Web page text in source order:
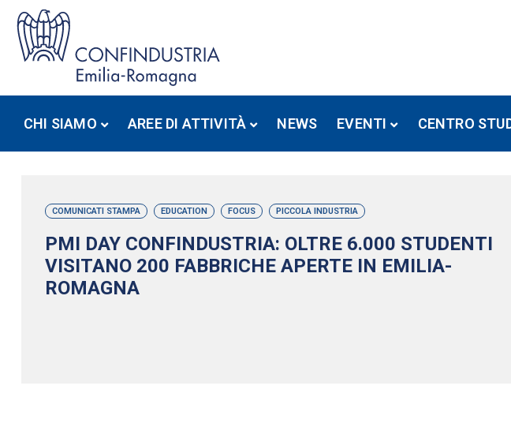
CHI SIAMO AREE DI ATTIVITÀ NEWS EVENTI CENTRO
COMUNICATI STAMPA EDUCATION FOCUS PICCOLA INDUSTRIA
PMI DAY CONFINDUSTRIA: OLTRE 6.000 STUDENTI
VISITANO 200 FABBRICHE APERTE IN EMILIA-
ROMAGNA